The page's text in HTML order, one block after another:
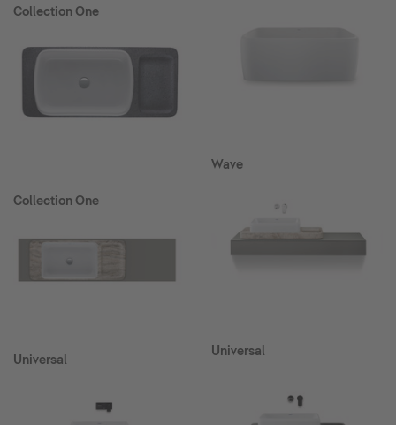
Collection One
Collection One
Universal
Wave
Universal